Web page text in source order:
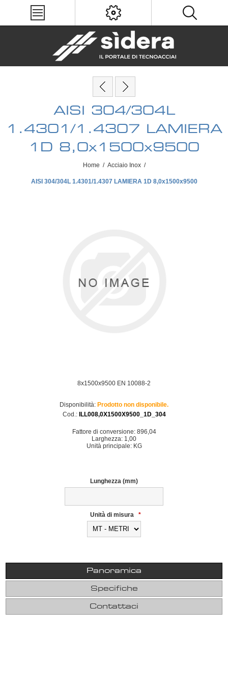
AISI 304/304L
1.4301/1.4307 LAMIERA
1D 8,0x1500x9500
Home / Acciaio Inox /
AISI 304/304L 1.4301/1.4307 LAMIERA 1D 8,0x1500x9500
8x1500x9500 EN 10088-2
Disponibilità: Prodotto non disponibile.
Cod.:
ILL008,0X1500X9500_1D_304
Fattore di conversione: 896,04
Larghezza: 1,00
Unità principale: KG
Lunghezza (mm)
Unità di misura *
Panoramica
Specifiche
Contattaci